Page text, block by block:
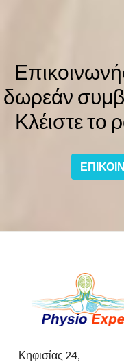
δωρεάν
Κλέιστε το
Κηφισίας 24,